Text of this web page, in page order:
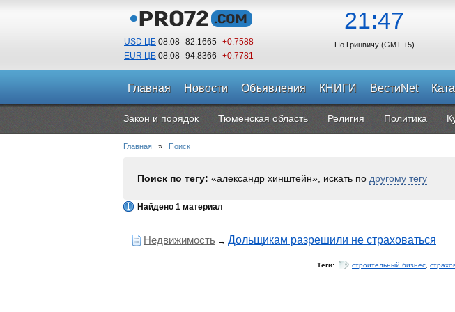
USD ЦБ 08.08 82.1665 +0.7588
EUR ЦБ 08.08 94.8366 +0.7781
21 47
По Гринвичу (GMT +5)
Главная Новости Объявления КНИГИ ВестиNet
Закон и порядок Тюменская область Религия Политика
Главная » Поиск
Поиск по тегу: «александр хинштейн», искать по другому тегу
Найдено 1 материал
Недвижимость → Дольщикам разрешили не страховаться
Теги: строительный бизнес